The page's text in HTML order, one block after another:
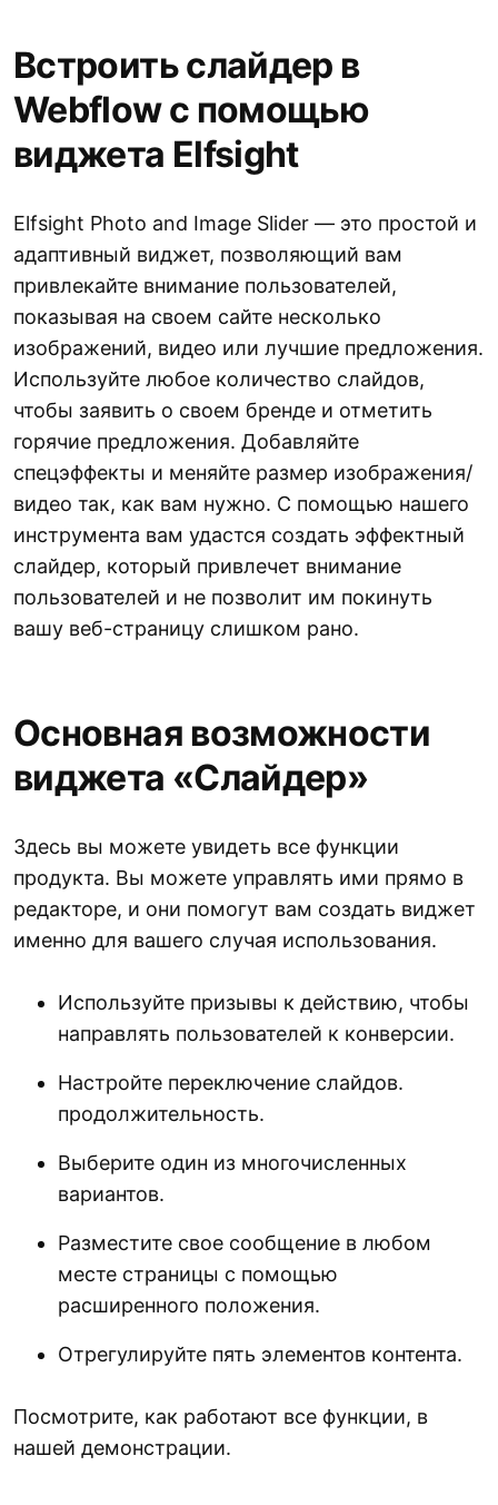
Встроить слайдер в
Webflow с помощью
виджета Elfsight
Elfsight Photo and Image Slider — это простой и
адаптивный виджет, позволяющий вам
привлекайте внимание пользователей,
показывая на своем сайте несколько
изображений, видео или лучшие предложения.
Используйте любое количество слайдов,
чтобы заявить о своем бренде и отметить
горячие предложения. Добавляйте
спецэффекты и меняйте размер изображения/
видео так, как вам нужно. С помощью нашего
инструмента вам удастся создать эффектный
слайдер, который привлечет внимание
пользователей и не позволит им покинуть
вашу веб-страницу слишком рано.
Основная возможности
виджета «Слайдер»
Здесь вы можете увидеть все функции
продукта. Вы можете управлять ими прямо в
редакторе, и они помогут вам создать виджет
именно для вашего случая использования.
Используйте призывы к действию, чтобы
направлять пользователей к конверсии.
Настройте переключение слайдов.
продолжительность.
Выберите один из многочисленных
вариантов.
Разместите свое сообщение в любом
месте страницы с помощью
расширенного положения.
Отрегулируйте пять элементов контента.
Посмотрите, как работают все функции, в
нашей демонстрации.